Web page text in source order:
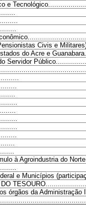
e
Civis e
do Acre e
Servidor
à Agroindustria do
e Municípios
órgãos da